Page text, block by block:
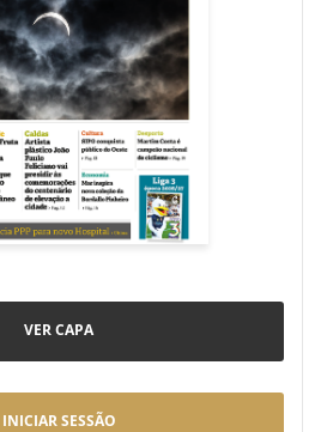
VER CAPA
INICIAR SESSÃO